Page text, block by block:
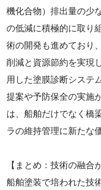
機化合物）排出量の少
の低減に積極的に取り
術の開発も進めており
削減と資源節約を実現
用した塗膜診断システ
提案や予防保全の実施
は、船舶だけでなく橋
ラの維持管理に新たな
【まとめ：技術の融合
船舶塗装で培われた技